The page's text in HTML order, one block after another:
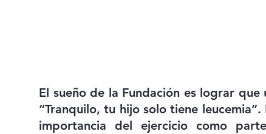
El sueño de la Fundación es lograr
“Tranquilo, tu hijo solo tiene
importancia del ejercicio como